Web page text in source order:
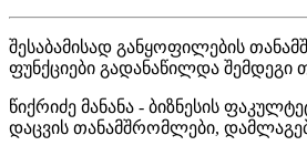
შესაბამისად განყოფილების
ფუნქციები გადანაწილდა შემდეგი
წიქრიძე მანანა - ბიზნესის
დაცვის თანამშრომლები,